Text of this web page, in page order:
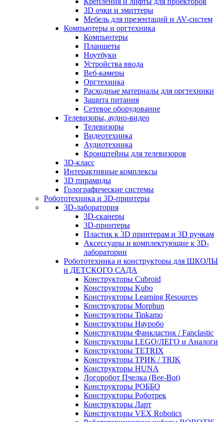
3D очки и эмиттеры
Мебель для презентаций и AV-систем
Компьютеры и оргтехника
Компьютеры
Планшеты
Ноутбуки
Устройства ввода
Веб-камеры
Оргтехника
Расходные материалы для оргтехники
Защита питания
Сетевое оборудование
Телевизоры, аудио-видео
Телевизоры
Видеотехника
Аудиотехника
Кронштейны для телевизоров
3D-класс
Интерактивные комплексы
3D пирамиды
Голографические системы
Робототехника и 3D-принтеры
3D-лаборатория
3D-сканеры
3D-принтеры
Пластик к 3D принтерам и 3D ручкам
Аксессуары и комплектующие к 3D-
лаборатории
Робототехника и конструкторы для ШКОЛЫ
и ДЕТСКОГО САДА
Конструкторы Cubroid
Конструкторы Kubo
Конструкторы Learning Resources
Конструкторы Morphun
Конструкторы Tinkamo
Конструкторы Науробо
Конструкторы Фанкластик / Fanclastic
Конструкторы LEGO/ЛЕГО и Аналоги
Конструкторы TETRIX
Конструкторы ТРИК / TRIK
Конструкторы HUNA
Логоробот Пчелка (Bee-Bot)
Конструкторы РОББО
Конструкторы Роботрек
Конструкторы Ларт
Конструкторы VEX Robotics